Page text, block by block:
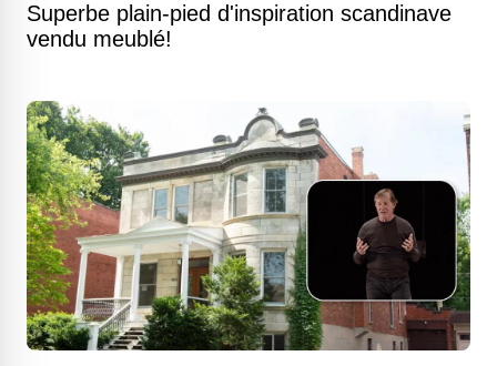
Superbe plain-pied d'inspiration scandinave
vendu meublé!